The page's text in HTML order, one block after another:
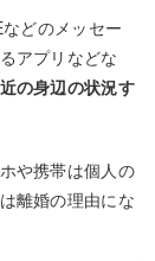
どのメッセー
アプリなどな
の身辺の状況す
や携帯は個人の
離婚の理由にな